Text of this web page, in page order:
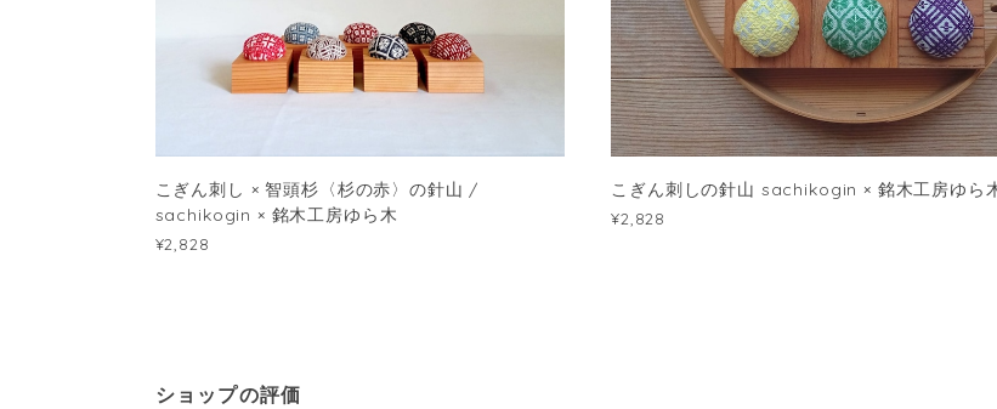
こぎん刺し × 智頭杉〈杉の赤〉の針山 /
sachikogin × 銘木工房ゆら木
¥2,828
こぎん刺しの針山 sachikogin × 銘木工房ゆら
¥2,828
ショップの評価